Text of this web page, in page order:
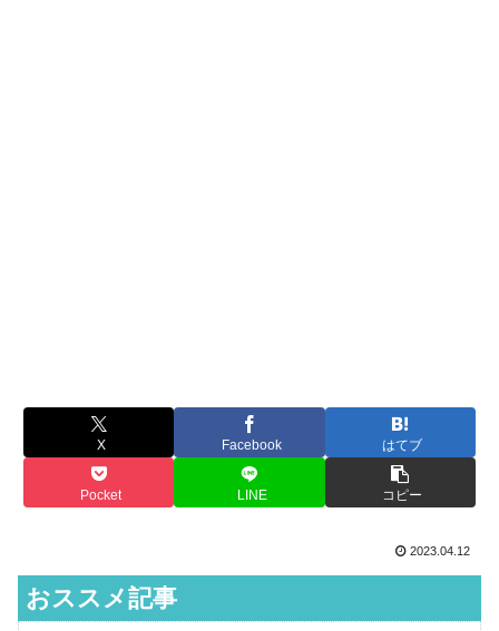
X Facebook はてブ
Pocket LINE コピー
2023.04.12
おススメ記事